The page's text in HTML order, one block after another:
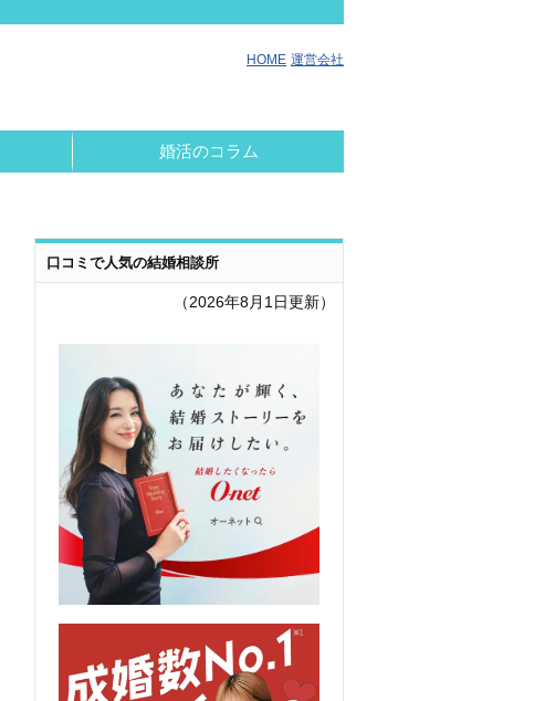
HOME 運営会社
婚活のコラム
口コミで人気の結婚相談所
（2026年8月1日更新）